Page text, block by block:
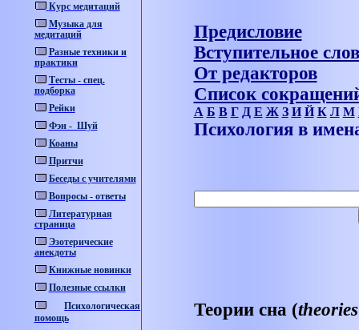
Курс медитаций
Музыка для
медитаций
Разные техники и
практики
Тесты - спец.
подборка
Рейки
Фэн - Шуй
Коаны
Притчи
Беседы с учителями
Вопросы - ответы
Литературная
страница
Эзотерические
анекдоты
Книжные новинки
Полезные ссылки
Психологическая
помощь
Предисловие
Вступительное
От редакторов
Список
А Б В Г Д Е Ж З И Й К Л М
Психология в
Теории сна (